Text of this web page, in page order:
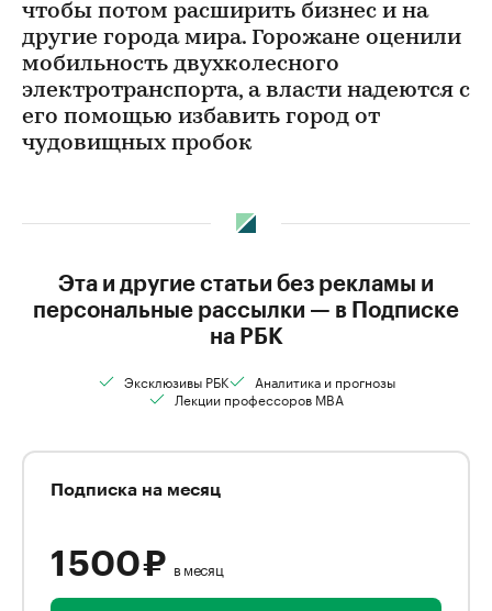
чтобы потом расширить бизнес и на
другие города мира. Горожане оценили
мобильность двухколесного
электротранспорта, а власти надеются с
его помощью избавить город от
чудовищных пробок
Эта и другие статьи без рекламы и
персональные рассылки — в Подписке
на РБК
Эксклюзивы РБК
Аналитика и прогнозы
Лекции профессоров MBA
Подписка на месяц
1 500 ₽ в месяц